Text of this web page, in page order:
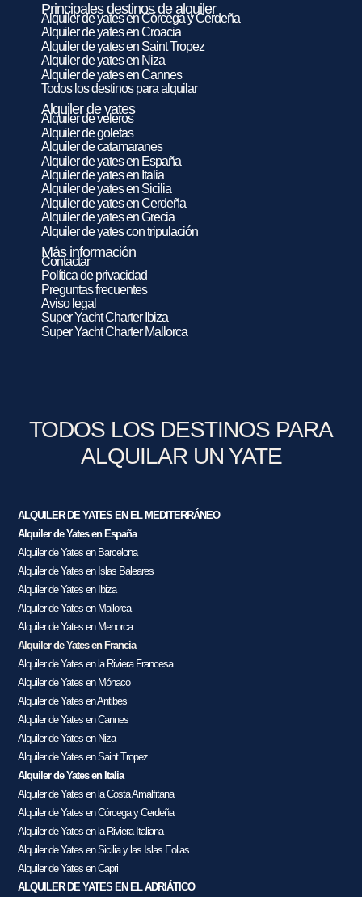
Principales destinos de alquiler
Alquiler de yates en Córcega y Cerdeña
Alquiler de yates en Croacia
Alquiler de yates en Saint Tropez
Alquiler de yates en Niza
Alquiler de yates en Cannes
Todos los destinos para alquilar
Alquiler de yates
Alquiler de veleros
Alquiler de goletas
Alquiler de catamaranes
Alquiler de yates en España
Alquiler de yates en Italia
Alquiler de yates en Sicilia
Alquiler de yates en Cerdeña
Alquiler de yates en Grecia
Alquiler de yates con tripulación
Más información
Contactar
Política de privacidad
Preguntas frecuentes
Aviso legal
Super Yacht Charter Ibiza
Super Yacht Charter Mallorca
TODOS LOS DESTINOS PARA
ALQUILAR UN YATE
ALQUILER DE YATES EN EL MEDITERRÁNEO
Alquiler de Yates en España
Alquiler de Yates en Barcelona
Alquiler de Yates en Islas Baleares
Alquiler de Yates en Ibiza
Alquiler de Yates en Mallorca
Alquiler de Yates en Menorca
Alquiler de Yates en Francia
Alquiler de Yates en la Riviera Francesa
Alquiler de Yates en Mónaco
Alquiler de Yates en Antibes
Alquiler de Yates en Cannes
Alquiler de Yates en Niza
Alquiler de Yates en Saint Tropez
Alquiler de Yates en Italia
Alquiler de Yates en la Costa Amalfitana
Alquiler de Yates en Córcega y Cerdeña
Alquiler de Yates en la Riviera Italiana
Alquiler de Yates en Sicilia y las Islas Eolias
Alquiler de Yates en Capri
ALQUILER DE YATES EN EL ADRIÁTICO